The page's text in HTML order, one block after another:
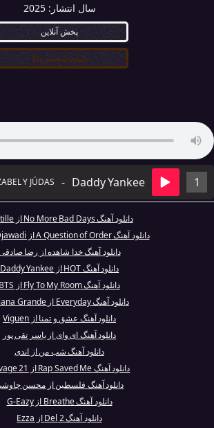
سال انتشار:2025
پخش آنلاین
دانلود کیفیت ۳۲۰
1
Daddy Yankee
-
Y JÚDAS
دانلود آهنگ No More Bad Days از Bastille
دانلود آهنگ A Question of Order از Ramin Djawadi
دانلود آهنگ خدا شاهده از رضا
دانلود آهنگ HOT از Daddy Yankee
دانلود آهنگ Fly To My Room از BTS
دانلود آهنگ Everyday از Ariana Grande
دانلود آهنگ عشق و تمنا از Viguen
دانلود آهنگ ای وای از یاسر تقی پور
دانلود آهنگ شب من از اندی
دانلود آهنگ Rap Saved Me از 21 Savage
دانلود آهنگ فلسطین از محسن
دانلود آهنگ Breathe از G-Eazy
دانلود آهنگ 2 Del از Ezza